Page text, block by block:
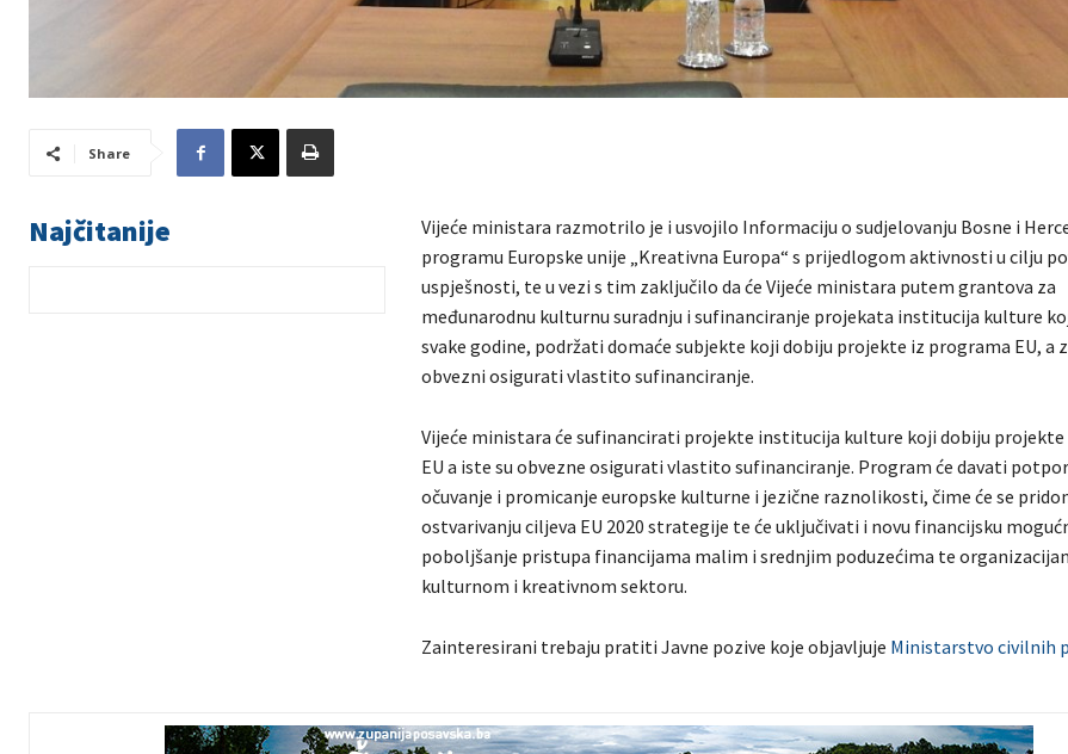
Share
Najčitanije
Vijeće ministara razmotrilo je i usvojilo Informaciju o sudjelovanju Bosne i
programu Europske unije „Kreativna Europa“ s prijedlogom aktivnosti u cilju
uspješnosti, te u vezi s tim zaključilo da će Vijeće ministara putem grantova za
međunarodnu kulturnu suradnju i sufinanciranje projekata institucija kulture
svake godine, podržati domaće subjekte koji dobiju projekte iz programa EU, a
obvezni osigurati vlastito sufinanciranje.
Vijeće ministara će sufinancirati projekte institucija kulture koji dobiju
EU a iste su obvezne osigurati vlastito sufinanciranje. Program će davati
očuvanje i promicanje europske kulturne i jezične raznolikosti, čime će se
ostvarivanju ciljeva EU 2020 strategije te će uključivati i novu financijsku
poboljšanje pristupa financijama malim i srednjim poduzećima te
kulturnom i kreativnom sektoru.
Zainteresirani trebaju pratiti Javne pozive koje objavljuje Ministarstvo civilnih